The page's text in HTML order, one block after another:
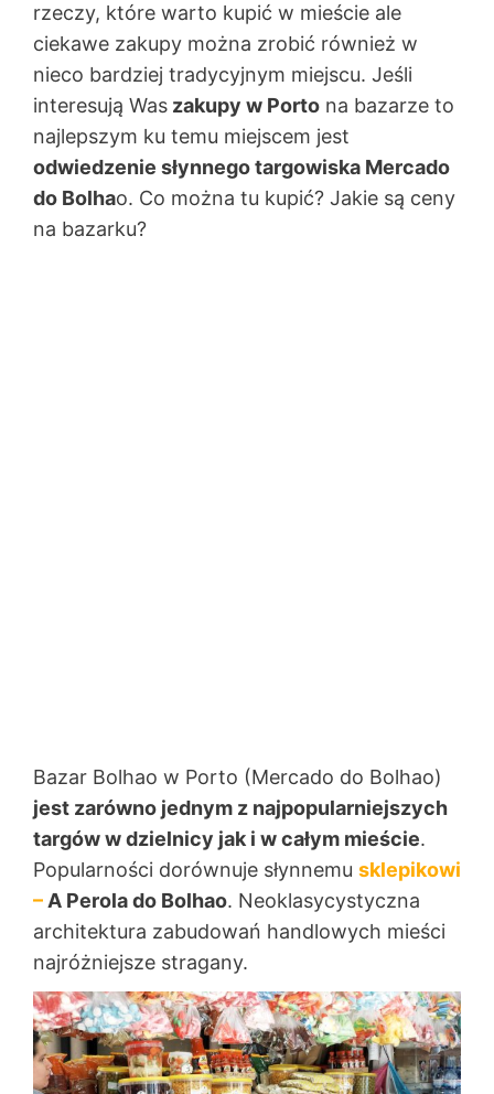
rzeczy, które warto kupić w mieście ale
ciekawe zakupy można zrobić również w
nieco bardziej tradycyjnym miejscu. Jeśli
interesują Was zakupy w Porto na bazarze to
najlepszym ku temu miejscem jest
odwiedzenie słynnego targowiska Mercado
do Bolhao. Co można tu kupić? Jakie są ceny
na bazarku?
Bazar Bolhao w Porto (Mercado do Bolhao)
jest zarówno jednym z najpopularniejszych
targów w dzielnicy jak i w całym mieście.
Popularności dorównuje słynnemu sklepikowi
– A Perola do Bolhao. Neoklasycystyczna
architektura zabudowań handlowych mieści
najróżniejsze stragany.